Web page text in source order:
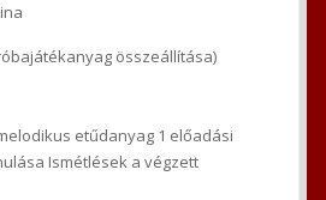
összeállítása)
etűdanyag 1 előadási
Ismétlések a végzett